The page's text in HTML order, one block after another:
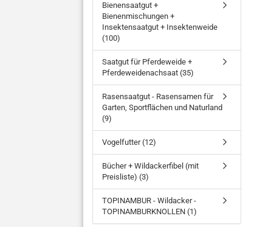
Bienensaatgut +
Bienenmischungen +
Insektensaatgut + Insektenweide
(100)
Saatgut für Pferdeweide +
Pferdeweidenachsaat (35)
Rasensaatgut - Rasensamen für
Garten, Sportflächen und Naturland
(9)
Vogelfutter (12)
Bücher + Wildackerfibel (mit
Preisliste) (3)
TOPINAMBUR - Wildacker -
TOPINAMBURKNOLLEN (1)